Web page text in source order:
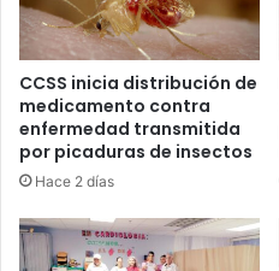
CCSS inicia distribución de
medicamento contra
enfermedad transmitida
por picaduras de insectos
Hace 2 días